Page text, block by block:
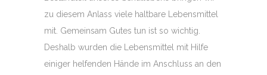
zu diesem Anlass viele haltbare Lebensmittel
mit. Gemeinsam Gutes tun ist so wichtig.
Deshalb wurden die Lebensmittel mit Hilfe
einiger helfenden Hände im Anschluss an den